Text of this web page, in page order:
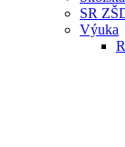
SR
Výuka